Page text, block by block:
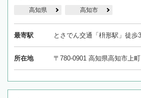
高知県 高知市
最寄駅 とさでん交通「枡形駅」徒歩
所在地 〒780-0901 高知県高知市上